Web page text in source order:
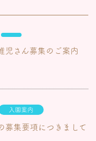
さん募集のご案内
入園案内
募集要項につきまして